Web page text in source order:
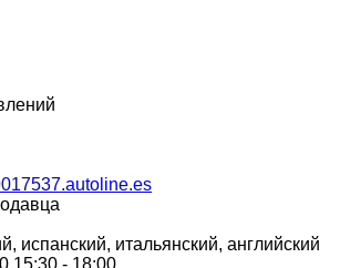
испанский, итальянский, английский
15:30 - 18:00